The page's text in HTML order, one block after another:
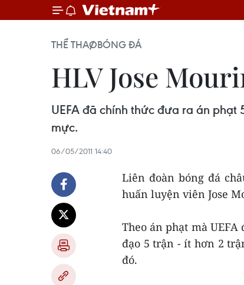
THỂ THAOBÓNG ĐÁ
HLV Jose
UEFA đã chính thức đưa ra án
mực.
06/05/2011 14:40
Liên đoàn bóng đá
huấn luyện viên Jose
Theo án phạt mà
đạo 5 trận - ít hơn 2
đó.